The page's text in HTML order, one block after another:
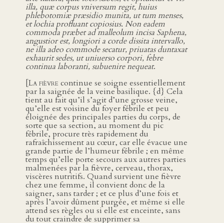
illa, quæ corpus vniversum regit, huius
phlebotomiæ præsidio munita, ut tum menses,
et lochia profluant copiosius. Non eadem
commoda præbet ad malleolum incisa Saphena,
angustior est, longiori a corde dissita intervallo,
ne illa adeo commode secatur, priuatas duntaxat
exhaurit sedes, ut uniuerso corpori, febre
continua laboranti, subuenire nequeat.
[La fièvre continue se soigne essentiellement
par la saignée de la veine basilique. {d} Cela
tient au fait qu’il s’agit d’une grosse veine,
qu’elle est voisine du foyer fébrile et peu
éloignée des principales parties du corps, de
sorte que sa section, au moment du pic
fébrile, procure très rapidement du
rafraîchissement au cœur, car elle évacue une
grande partie de l’humeur fébrile ; en même
temps qu’elle porte secours aux autres parties
malmenées par la fièvre, cerveau, thorax,
viscères nutritifs. Quand survient une fièvre
chez une femme, il convient donc de la
saigner, sans tarder ; et ce plus d’une fois et
après l’avoir dûment purgée, et même si elle
attend ses règles ou si elle est enceinte, sans
du tout craindre de supprimer sa